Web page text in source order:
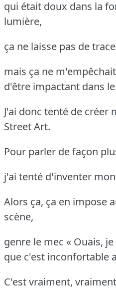
qui était doux dans la
lumière,
ça ne laisse pas de
mais ça ne
d'être impactant dans
J'ai donc tenté de créer
Street Art.
Pour parler de façon
j'ai tenté d'inventer
Alors ça, ça en impose
scène,
genre le mec « Ouais,
que c'est inconfortable
C'est vraiment,